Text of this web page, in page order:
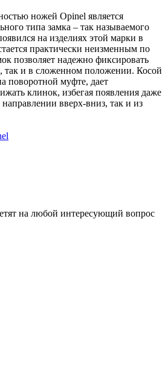
ножей Opinel является
типа замка – так называемого
на изделиях этой марки в
практически неизменным по
позволяет надежно фиксировать
так и в сложенном положении. Косой
поворотной муфте, дает
клинок, избегая появления даже
вверх-вниз, так и из
на любой интересующий вопрос